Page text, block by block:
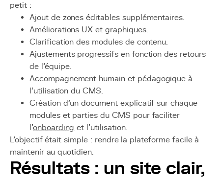
petit :
Ajout de zones éditables supplémentaires.
Améliorations UX et graphiques.
Clarification des modules de contenu.
Ajustements progressifs en fonction des retours
de l’équipe.
Accompagnement humain et pédagogique à
l’utilisation du CMS.
Création d’un document explicatif sur chaque
modules et parties du CMS pour faciliter
l’onboarding et l’utilisation.
L’objectif était simple : rendre la plateforme facile à
maintenir au quotidien.
Résultats : un site clair,